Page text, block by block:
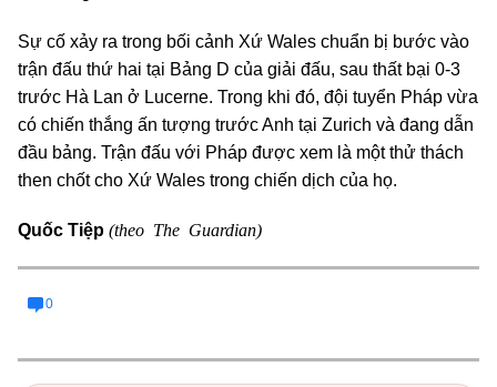
Sự cố xảy ra trong bối cảnh Xứ Wales chuẩn bị bước vào
trận đấu thứ hai tại Bảng D của giải đấu, sau thất bại 0-3
trước Hà Lan ở Lucerne. Trong khi đó, đội tuyển Pháp vừa
có chiến thắng ấn tượng trước Anh tại Zurich và đang dẫn
đầu bảng. Trận đấu với Pháp được xem là một thử thách
then chốt cho Xứ Wales trong chiến dịch của họ.
Quốc Tiệp (theo The Guardian)
0